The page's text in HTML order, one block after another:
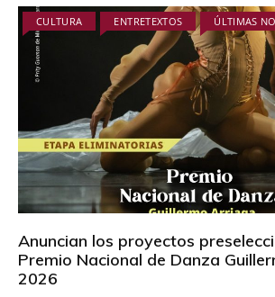
CULTURA ENTRETEXTOS ÚLTIMAS
Anuncian los proyectos
Premio Nacional de Danza
2026